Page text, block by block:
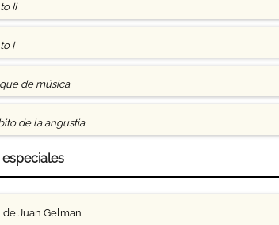
II
I
de música
de la angustia
especiales
de Juan Gelman